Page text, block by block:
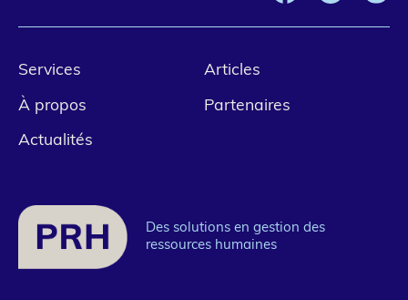
Pied
de
page
Services Articles
À propos Partenaires
Actualités
Des solutions en gestion des
ressources humaines